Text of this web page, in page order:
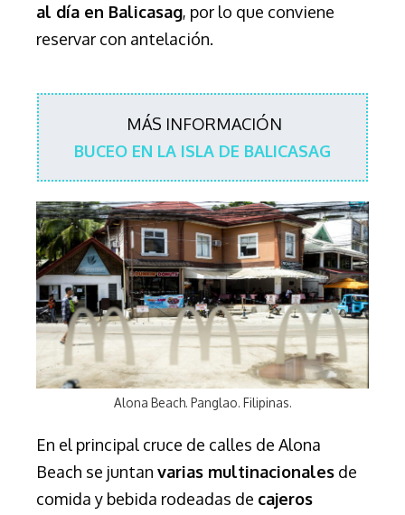
al día en Balicasag, por lo que conviene
reservar con antelación.
MÁS INFORMACIÓN
BUCEO EN LA ISLA DE BALICASAG
Alona Beach. Panglao. Filipinas.
En el principal cruce de calles de Alona
Beach se juntan varias multinacionales de
comida y bebida rodeadas de cajeros